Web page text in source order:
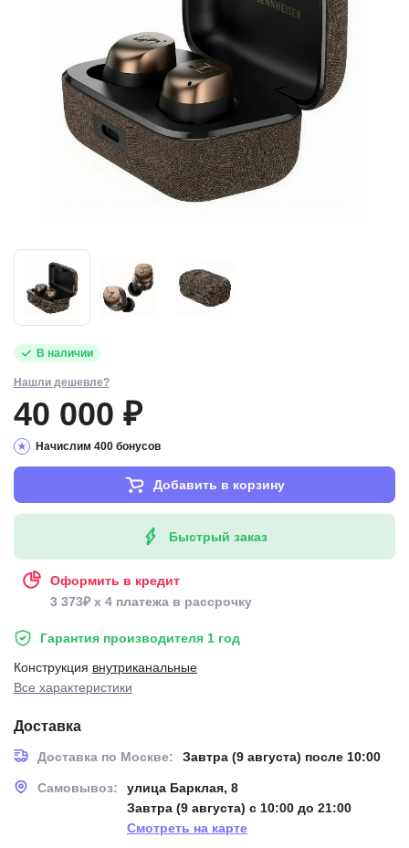
Гарантия производителя 1 год
Конструкция внутриканальные
Все характеристики
Доставка
Доставка по Москве: Завтра (9 августа) после 10:00
Самовывоз:
улица Барклая, 8
Завтра (9 августа) с 10:00 до 21:00
Смотреть на карте
В наличии
Нашли дешевле?
40 000 ₽
Начислим 400 бонусов
Добавить в корзину
Быстрый заказ
Оформить в кредит
3 373₽ x 4 платежа в рассрочку